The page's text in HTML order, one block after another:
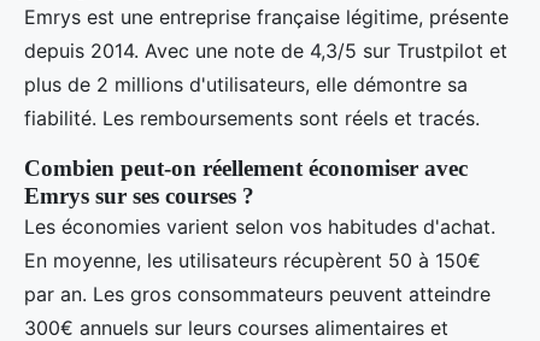
Emrys est une entreprise française légitime, présente
depuis 2014. Avec une note de 4,3/5 sur Trustpilot et
plus de 2 millions d'utilisateurs, elle démontre sa
fiabilité. Les remboursements sont réels et tracés.
Combien peut-on réellement économiser avec
Emrys sur ses courses ?
Les économies varient selon vos habitudes d'achat.
En moyenne, les utilisateurs récupèrent 50 à 150€
par an. Les gros consommateurs peuvent atteindre
300€ annuels sur leurs courses alimentaires et